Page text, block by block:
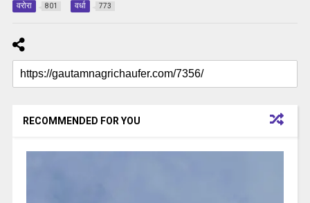
वरोरा 801 वर्धा 773
RECOMMENDED FOR YOU